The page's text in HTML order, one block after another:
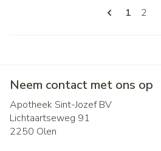
U lees
1 2
Neem contact met ons op
Apotheek Sint-Jozef BV
Lichtaartseweg 91
2250 Olen